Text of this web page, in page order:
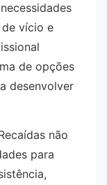
vício e
de opções
desenvolver
não
para